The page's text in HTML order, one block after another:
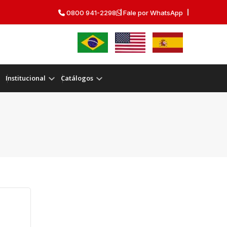
0800 941-2298 Fale por WhatsApp
Institucional Catálogos